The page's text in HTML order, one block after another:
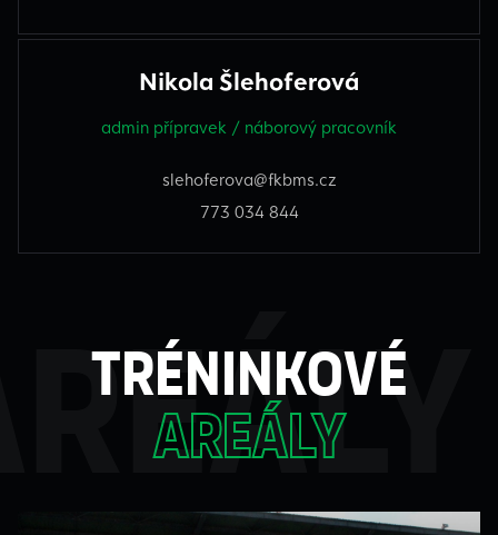
Nikola Šlehoferová
admin přípravek / náborový pracovník
slehoferova@fkbms.cz
773 034 844
tréninkové
areály